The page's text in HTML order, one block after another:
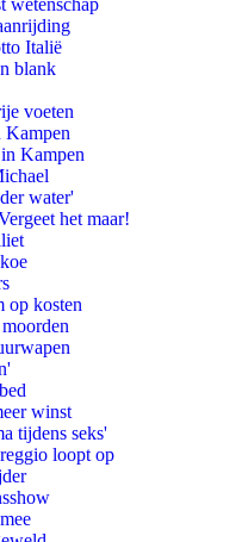
wetenschap
Italië
blank
voeten
Kampen
water'
het maar!
op kosten
winst
tijdens seks'
loopt op